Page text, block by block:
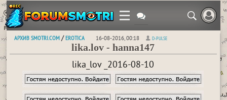
АРХИВ SMOTRI.COM /EROTICA 16-08-2016, 00:18 D-PULSE
lika.lov - hanna147
lika_lov _2016-08-10